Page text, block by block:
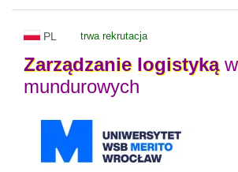
PL trwa rekrutacja
Zarządzanie logistykąw
mundurowych